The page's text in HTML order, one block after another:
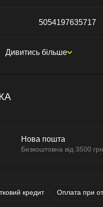
5054197635717
Дивитись більше
Нова пошта
Безкоштовна від 3500 грн
кредит Оплата при